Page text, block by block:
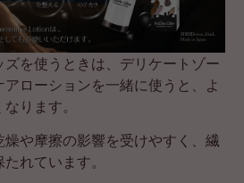
を使うときは、デリケートゾー
ローションを一緒に使うと、よ
ります。
や摩擦の影響を受けやすく、繊
れています。